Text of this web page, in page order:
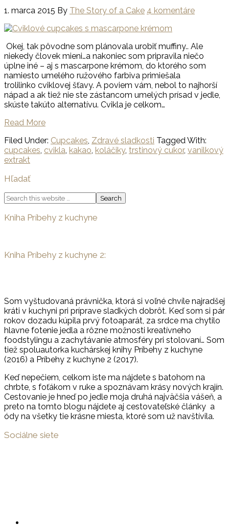
1. marca 2015 By The Story of a Cake 4 komentáre
Okej, tak pôvodne som plánovala urobiť muffiny.. Ale
niekedy človek mieni…a nakoniec som pripravila niečo
úplne iné – aj s mascarpone krémom, do ktorého som
namiesto umelého ružového farbiva primiešala
trolilinko cviklovej šťavy. A poviem vám, nebol to najhorší
nápad a ak tiež nie ste zástancom umelých prísad v jedle,
skúste takúto alternatívu. Cvikla je celkom…
Read More
Filed Under: Cupcakes, Zdravé sladkosti Tagged With:
cupcakes, cvikla, kakao, koláčiky, trstinový cukor, vanilkový
extrakt
Primary
Sidebar
Hľadať
Search
this
website
Kniha Príbehy z kuchyne
Kniha Príbehy z kuchyne 2:
Som vyštudovaná právnička, ktorá si voľné chvíle najradšej
kráti v kuchyni pri príprave sladkých dobrôt. Keď som si pár
rokov dozadu kúpila prvý fotoaparát, za srdce ma chytilo
hlavne fotenie jedla a rôzne možnosti kreatívneho
foodstylingu a zachytávanie atmosféry pri stolovaní… Som
tiež spoluautorka kuchárskej knihy Príbehy z kuchyne
(2016) a Príbehy z kuchyne 2 (2017).
Keď nepečiem, celkom iste ma nájdete s batohom na
chrbte, s foťákom v ruke a spoznávam krásy nových krajín.
Cestovanie je hneď po jedle moja druhá najväčšia vášeň, a
preto na tomto blogu nájdete aj cestovateľské články a
ódy na všetky tie krásne miesta, ktoré som už navštívila.
Sociálne siete